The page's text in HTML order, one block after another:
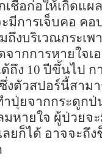
เชื้อก่อให้เกิดแ
มีการเจ็บคอ ค
งบริเวณกระเพ
จากการหายใจเ
ถึง 10ปีขึ้นไป ก
งตัวสปอร์นี้สา
ปุ่ยจากกระดูก
หายใจ ผู้ป่วยจ
ยก็ได้ อาจจะถึ